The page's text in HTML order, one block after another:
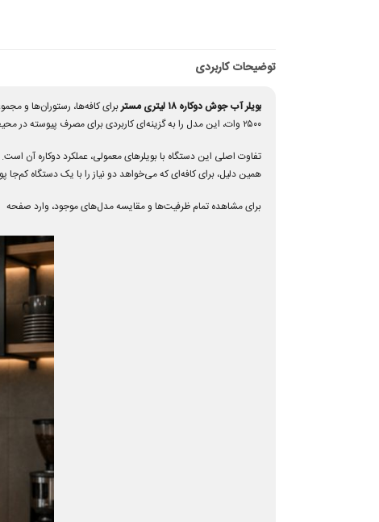
توضیحات کاربردی
بویلر آب جوش دوکاره ۱۸ لیتری مستر
۲۵۰۰ وات، این مدل را به گزینه‌ای کاربردی برای مصرف پیوسته در محیط‌های کاری تبدیل کرده است.
تفاوت اصلی این دستگاه با بویلرهای معمولی، عملکرد دوکاره آن
همین دلیل، برای کافه‌ای که می‌خواهد دو نیاز را با یک دستگاه
برای مشاهده تمام ظرفیت‌ها و مقایسه مدل‌های موجود، وارد صفحه